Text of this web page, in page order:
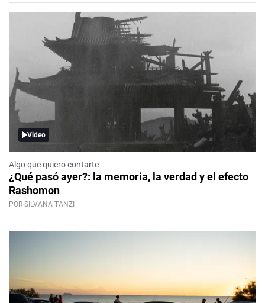
Video
Algo que quiero contarte
¿Qué pasó ayer?: la memoria, la verdad y el efecto
Rashomon
POR SILVANA TANZI